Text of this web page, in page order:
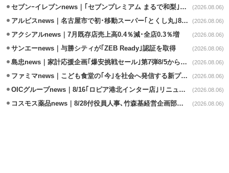
セブンｰイレブンnews｜｢セブンプレミアム まるで和梨｣8/11から順次発売 (2026.08.06)
アルビスnews｜名古屋市で初･移動スーパー｢とくし丸｣8/4運行開始 (2026.08.06)
アクシアルnews｜7月既存店売上高0.4％減･全店0.3％増 (2026.08.06)
サンエーnews｜与勝シティが｢ZEB Ready｣認証を取得 (2026.08.06)
島忠news｜家計応援企画｢爆安挑戦セール｣第7弾8/5から開催 (2026.08.06)
ファミマnews｜こども食堂の｢今｣を社会へ発信する新プロジェクト始動 (2026.08.06)
OICグループnews｜8/16｢ロピア港北インター店｣リニューアル/食品売場拡大 (2026.08.06)
コスモス薬品news｜8/28付役員人事､竹森基経営企画部長が取締役昇格 (2026.08.06)